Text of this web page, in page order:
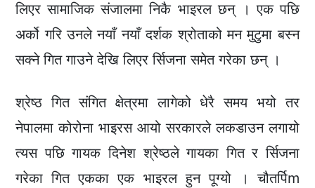
लिएर सामाजिक संजालमा निकै भाइरल छन् । एक पछि
अर्को गरि उनले नयाँ नयाँ दर्शक श्रोताको मन मुटुमा बस्न
सक्ने गित गाउने देखि लिएर र्सिजना समेत गरेका छन् ।
श्रेष्ठ गित संगित क्षेत्रमा लागेको धेरै समय भयो तर
नेपालमा कोरोना भाइरस आयो सरकारले लकडाउन लगायो
त्यस पछि गायक दिनेश श्रेष्ठले गायका गित र र्सिजना
गरेका गित एकका एक भाइरल हुन पूग्यो । चौतर्पिm